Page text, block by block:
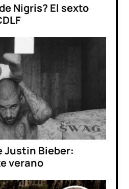
Nigris? El sexto
Justin Bieber:
verano